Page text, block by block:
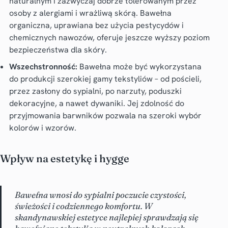
osoby z alergiami i wrażliwą skórą. Bawełna
organiczna, uprawiana bez użycia pestycydów i
chemicznych nawozów, oferuje jeszcze wyższy poziom
bezpieczeństwa dla skóry.
Wszechstronność: Bawełna może być wykorzystana
do produkcji szerokiej gamy tekstyliów – od pościeli,
przez zasłony do sypialni, po narzuty, poduszki
dekoracyjne, a nawet dywaniki. Jej zdolność do
przyjmowania barwników pozwala na szeroki wybór
kolorów i wzorów.
Wpływ na estetykę i hygge
Bawełna wnosi do sypialni poczucie czystości,
świeżości i codziennego komfortu. W
skandynawskiej estetyce najlepiej sprawdzają się